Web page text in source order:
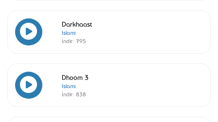
Darkhaast
Islami
İndir: 795
Dhoom 3
Islami
İndir: 838